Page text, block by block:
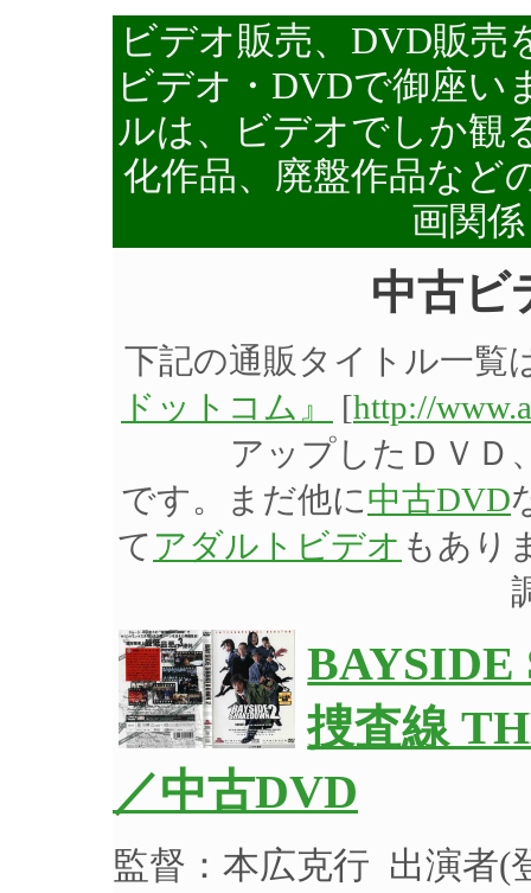
ビデオ販売、DVD販売
ビデオ・DVDで御座い
ルは、ビデオでしか観
化作品、廃盤作品など
画関
中古ビ
下記の通販タイトル一覧
ドットコム』
[http://
アップしたＤＶＤ
です。まだ他に中古DVD
て アダルトビデオ もあり
BAYSIDE
捜査線
／中古DVD
監督：本広克行 出演者(